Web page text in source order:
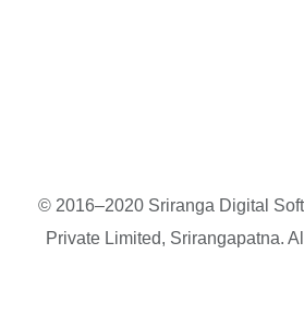
© 2016–2020 Sriranga Digital
Private Limited, Srirangapatna.